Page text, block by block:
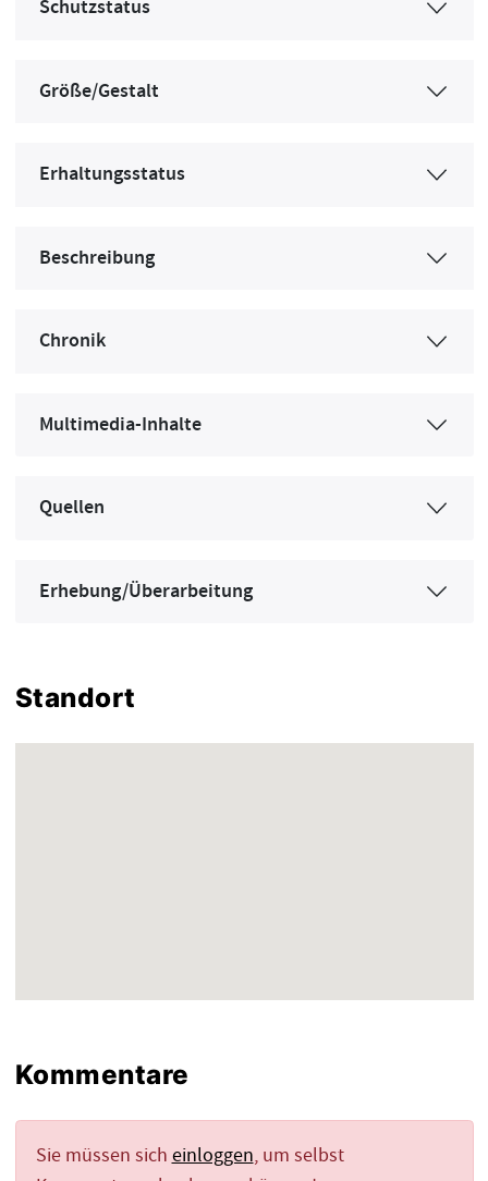
Schutzstatus
Größe/Gestalt
Erhaltungsstatus
Beschreibung
Chronik
Multimedia-Inhalte
Quellen
Erhebung/Überarbeitung
Standort
Kommentare
Sie müssen sich einloggen, um selbst